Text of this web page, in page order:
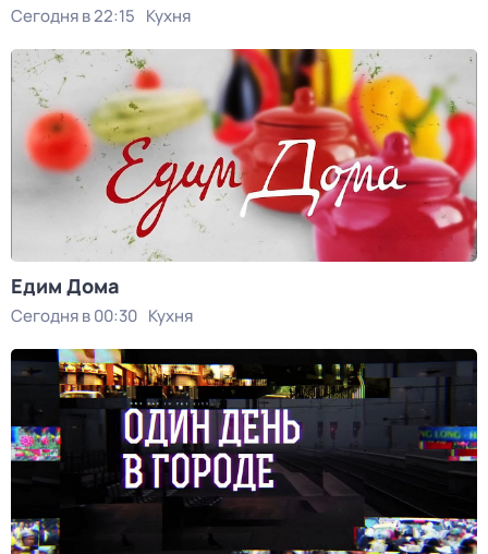
Сегодня в 22:15 Кухня
Едим Дома
Сегодня в 00:30 Кухня